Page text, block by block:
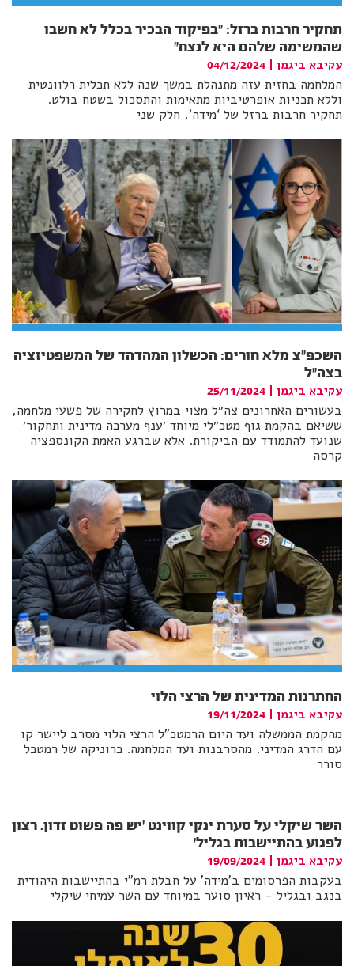
תחקיר חרבות ברזל: "בפיקוד הבכיר בכלל לא חשבו
שהמשימה שלהם היא לנצח"
עקיבא ביגמן |
04/12/2024
המלחמה בחזית עזה מתנהלת במשך שנה ללא תכלית רלוונטית
וללא תכניות אופרטיביות מתאימות והתסכול בשטח בולט.
תחקיר חרבות ברזל של ‘מידה’, חלק שני
השכפ״צ מלא חורים: הכשלון המהדהד של המשפטיזציה
בצה״ל
עקיבא ביגמן |
25/11/2024
בעשורים האחרונים צה״ל מצוי במרוץ לחקירה של פשעי מלחמה,
ששיאם בהקמת גוף מטכ״לי מיוחד ׳ענף מערכה מדינית ותחקור׳
שנועד להתמודד עם הביקורת. אלא שברגע האמת הקונספציה
קרסה
החתרנות המדינית של הרצי הלוי
עקיבא ביגמן |
19/11/2024
מהקמת הממשלה ועד היום הרמטכ"ל הרצי הלוי מסרב ליישר קו
עם הדרג המדיני. מהסרבנות ועד המלחמה. כרוניקה של רמטכל
סורר
השר שיקלי על סערת ינקי קווינט 'יש פה פשוט זדון. רצון
לפגוע בהתיישבות בגליל'
עקיבא ביגמן
19/09/2024
בעקבות הפרסומים ב'מידה' על חבלת רמ"י בהתיישבות היהודית
בנגב ובגליל - ראיון סוער במיוחד עם השר עמיחי שיקלי